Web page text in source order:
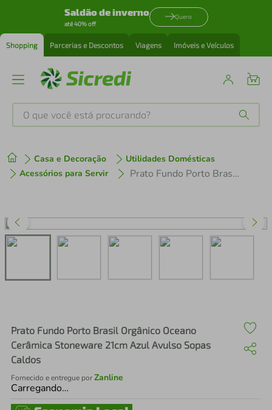
Saldão de inverno
até 40% off
Quero
Shopping Parcerias e Descontos Viagens Imóveis e Veículos
O que você está procurando?
Casa e Decoração
Utilidades Domésticas
Acessórios para Servir
Prato Fundo Porto Brasil Orgânico Oceano Cerâmica Stoneware 21cm Azul Avulso Sopas Caldos
Prato Fundo Porto Brasil Orgânico Oceano
Cerâmica Stoneware 21cm Azul Avulso Sopas
Caldos
Fornecido e entregue porZanline
Carregando…
1º tenis
3º perfume